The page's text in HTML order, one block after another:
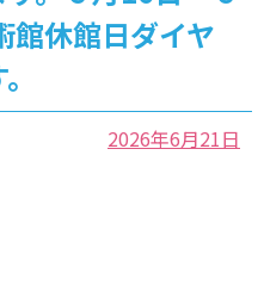
館休館日ダイヤ
2026年6月21日